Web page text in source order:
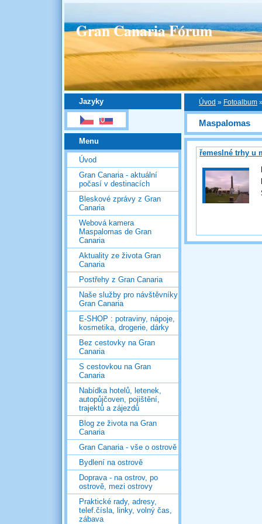
Gran Canaria Fórum
Jazyky
Menu
Úvod
Gran Canaria - aktuální
počasí v destinacích
Bleskové zprávy z Gran
Canaria
Webová kamera
Maspalomas de Gran
Canaria
Aktuality ze života Gran
Canaria
Postřehy z Gran Canaria
Naše služby pro návštěvníky
Gran Canaria
E-SHOP : potraviny, nápoje,
kosmetika, drogerie, dárky
Bez cestovky na Gran
Canaria
S cestovkou na Gran
Canaria
Nabídka hotelů, letenek,
autopůjčoven, pojištění,
trajektů a zájezdů
Blog ze života na Gran
Canaria
Gran Canaria - vše o ostrově
Bydlení na ostrově
Doprava - na ostrov, po
ostrově, mezi ostrovy
Praktické rady, adresy,
telef.čísla, linky, volný čas,
zábava
Úvod » Fotoalbum
Maspalomas
řemeslné trhy u